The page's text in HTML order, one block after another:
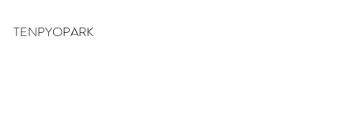
TENPYOPARK